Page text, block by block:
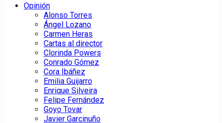
Opinión
Alonso Torres
Ángel Lozano
Carmen Heras
Cartas al director
Clorinda Powers
Conrado Gómez
Cora Ibáñez
Emilia Guijarro
Enrique Silveira
Felipe Fernández
Goyo Tovar
Javier Garcinuño